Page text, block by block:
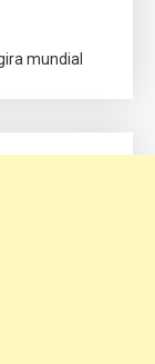
mundial